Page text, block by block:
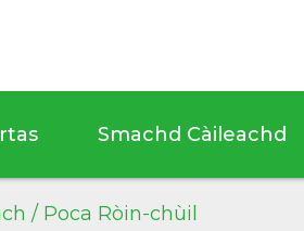
Smachd Càileachd
/ Poca Ròin-chùil